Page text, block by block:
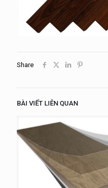
Share
BÀI VIẾT LIÊN QUAN